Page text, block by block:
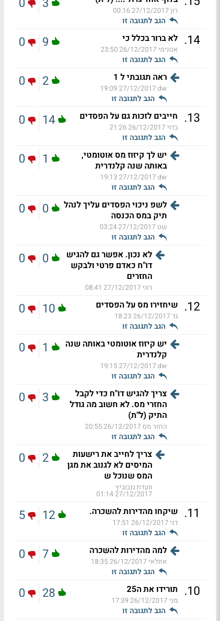
רון27/12/2017 00:16
הגב לתגובה זו
14
. לא ברור בכלל כי
אנונימי26/12/2017 23:50
הגב לתגובה זו
9
0
ראה תגובתי ל 1
dw
27/12/2017 19:09
הגב לתגובה זו
2
0
13
. חייבים לזכות גם על הפסדים
בדוי26/12/2017 21:26
הגב לתגובה זו
14
0
יש לך קיזוז מס אוטומטי,
באותה שנה קלנדרית
dw
27/12/2017 19:13
הגב לתגובה זו
1
0
לשפ ניכוי הפסדים עליך לנהל
תיק במס הכנסה
שט 27/12/2017 03:24
הגב לתגובה זו
0
0
לא נכון. אפשר גם להגיש
דו"ח כאדם פרטי ולבקש
החזרים
רוני27/12/2017 08:41
0
0
12
. שיחזירו מס על הפסדים
גד26/12/2017 18:23
הגב לתגובה זו
10
0
יש קיזוז אוטומטי באותה שנה
קלנדרית
dw
27/12/2017 19:15
הגב לתגובה זו
1
0
צריך להגיש דו"ח כדי לקבל
החזרי מס. לא חשוב מה גודל
התיק (ל"ת)
החזר מס 26/12/2017 20:55
הגב לתגובה זו
3
0
צריך לחייב את רישעות
המיסים לא לגנוב את מגן
המס שנוכל ש
וועדת גנבוביץ
27/12/2017 01:14
2
0
11
. שיקחו מהדירות להשכרה.
דני26/12/2017 17:51
הגב לתגובה זו
12
5
למה מהדירות להשכרה
אזולאי26/12/2017 18:35
הגב לתגובה זו
7
0
10
. תורידו את ה25
מני26/12/2017 17:39
הגב לתגובה זו
28
0